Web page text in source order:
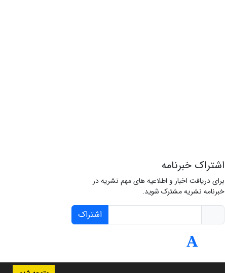
اشتراک خبرنامه
برای دریافت اخبار و اطلاعیه های مهم نشریه در
خبرنامه نشریه مشترک شوید.
اشتراک